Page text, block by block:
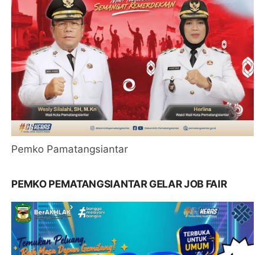
Pemko Pamatangsiantar
PEMKO PEMATANGSIANTAR GELAR JOB FAIR